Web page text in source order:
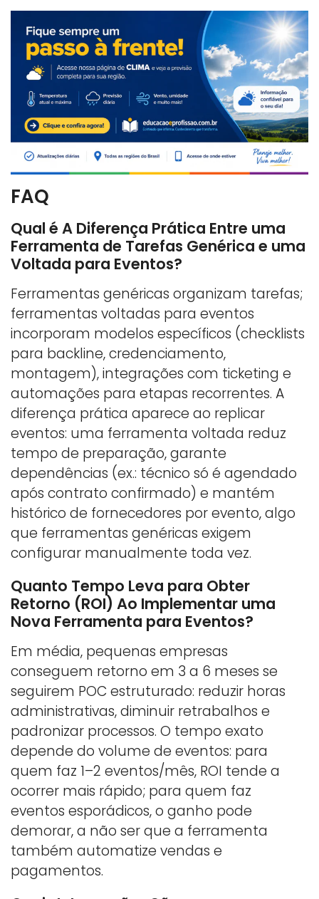
FAQ
Qual é A Diferença Prática Entre uma
Ferramenta de Tarefas Genérica e uma
Voltada para Eventos?
Ferramentas genéricas organizam tarefas;
ferramentas voltadas para eventos
incorporam modelos específicos (checklists
para backline, credenciamento,
montagem), integrações com ticketing e
automações para etapas recorrentes. A
diferença prática aparece ao replicar
eventos: uma ferramenta voltada reduz
tempo de preparação, garante
dependências (ex.: técnico só é agendado
após contrato confirmado) e mantém
histórico de fornecedores por evento, algo
que ferramentas genéricas exigem
configurar manualmente toda vez.
Quanto Tempo Leva para Obter
Retorno (ROI) Ao Implementar uma
Nova Ferramenta para Eventos?
Em média, pequenas empresas
conseguem retorno em 3 a 6 meses se
seguirem POC estruturado: reduzir horas
administrativas, diminuir retrabalhos e
padronizar processos. O tempo exato
depende do volume de eventos: para
quem faz 1–2 eventos/mês, ROI tende a
ocorrer mais rápido; para quem faz
eventos esporádicos, o ganho pode
demorar, a não ser que a ferramenta
também automatize vendas e
pagamentos.